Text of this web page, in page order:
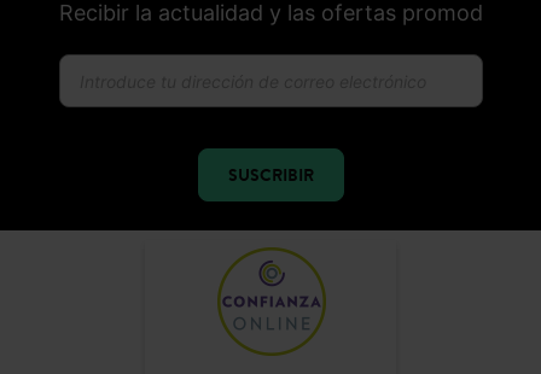
Recibir la actualidad y las ofertas promod
SUSCRIBIR